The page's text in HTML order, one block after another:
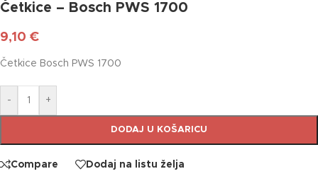
Četkice – Bosch PWS 1700
9,10 €
Četkice Bosch PWS 1700
- +
DODAJ U KOŠARICU
Compare Dodaj na listu želja